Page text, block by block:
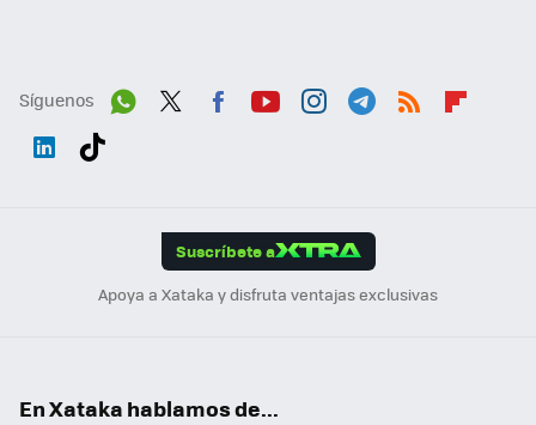
Síguenos
Suscríbete a
Apoya a Xataka y disfruta ventajas exclusivas
En Xataka hablamos de...